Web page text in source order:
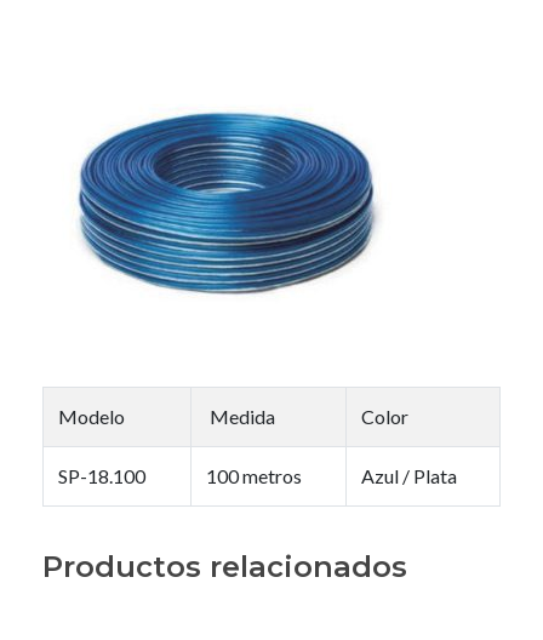
Modelo Medida Color
SP-18.100 100 metros Azul / Plata
Productos relacionados